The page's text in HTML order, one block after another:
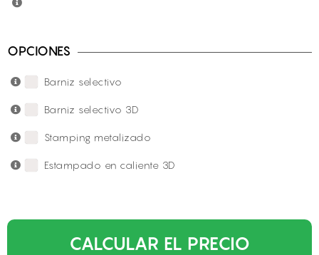
OPCIONES
Barniz selectivo
Barniz selectivo 3D
Stamping metalizado
Estampado en caliente 3D
CALCULAR EL PRECIO